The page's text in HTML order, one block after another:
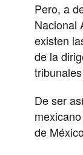
Pero, a
Nacional
existen
de la
De ser
de